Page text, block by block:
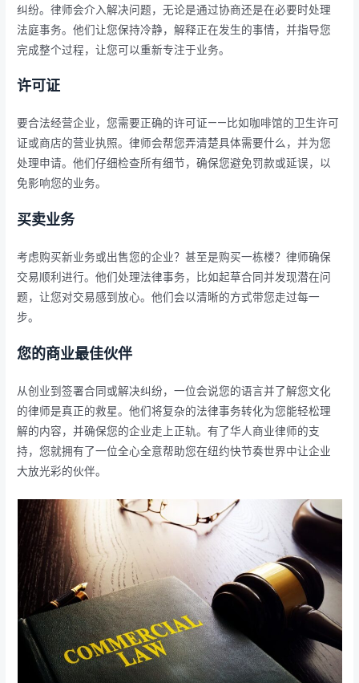
纠纷。律师会介入解决问题，无论是通过协商还是在必要时处理
法庭事务。他们让您保持冷静，解释正在发生的事情，并指导您
完成整个过程，让您可以重新专注于业务。
许可证
要合法经营企业，您需要正确的许可证——比如咖啡馆的卫生许可
证或商店的营业执照。律师会帮您弄清楚具体需要什么，并为您
处理申请。他们仔细检查所有细节，确保您避免罚款或延误，以
免影响您的业务。
买卖业务
考虑购买新业务或出售您的企业？甚至是购买一栋楼？律师确保
交易顺利进行。他们处理法律事务，比如起草合同并发现潜在问
题，让您对交易感到放心。他们会以清晰的方式带您走过每一
步。
您的商业最佳伙伴
从创业到签署合同或解决纠纷，一位会说您的语言并了解您文化
的律师是真正的救星。他们将复杂的法律事务转化为您能轻松理
解的内容，并确保您的企业走上正轨。有了华人商业律师的支
持，您就拥有了一位全心全意帮助您在纽约快节奏世界中让企业
大放光彩的伙伴。